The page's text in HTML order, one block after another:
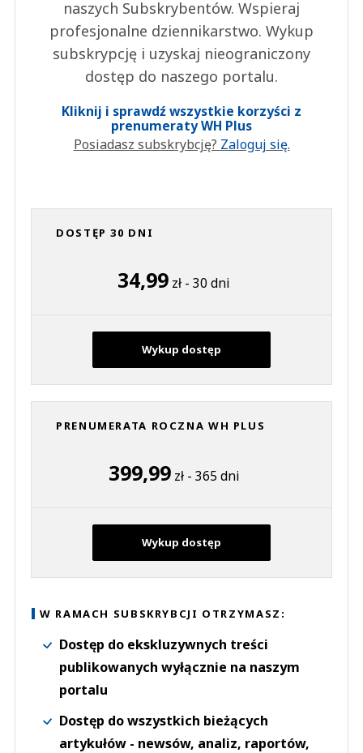
naszych Subskrybentów. Wspieraj
profesjonalne dziennikarstwo. Wykup
subskrypcję i uzyskaj nieograniczony
dostęp do naszego portalu.
Kliknij i sprawdź wszystkie korzyści z
prenumeraty WH Plus
Posiadasz subskrybcję? Zaloguj się.
DOSTĘP 30 DNI
34,99 zł - 30 dni
Wykup dostęp
PRENUMERATA ROCZNA WH PLUS
399,99zł - 365 dni
Wykup dostęp
W RAMACH SUBSKRYBCJI OTRZYMASZ:
Dostęp do ekskluzywnych treści
publikowanych wyłącznie na naszym
portalu
Dostęp do wszystkich bieżących
artykułów - newsów, analiz, raportów,